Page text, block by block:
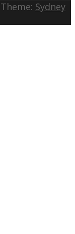
Theme: Sydney